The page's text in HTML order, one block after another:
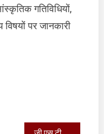
गतिविधियों,
पर जानकारी